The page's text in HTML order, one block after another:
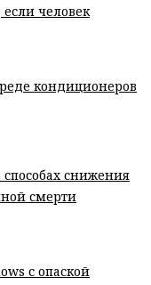
человек
кондиционеров
снижения
смерти
с опаской